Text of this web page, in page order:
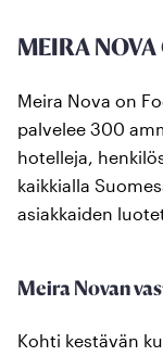
MEIRA NOVA
Meira Nova on
palvelee 300
hotelleja,
kaikkialla
asiakkaiden
Meira Novan
Kohti kestävän